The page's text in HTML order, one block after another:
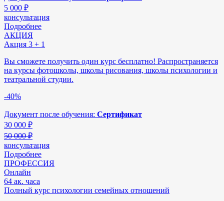
5 000 ₽
консультация
Подробнее
АКЦИЯ
Акция 3 + 1
Вы сможете получить один курс бесплатно! Распространяется
на курсы фотошколы, школы рисования, школы психологии и
театральной студии.
-40%
Документ после обучения: Сертификат
30 000 ₽
50 000 ₽
консультация
Подробнее
ПРОФЕССИЯ
Онлайн
64 ак. часа
Полный курс психологии семейных отношений